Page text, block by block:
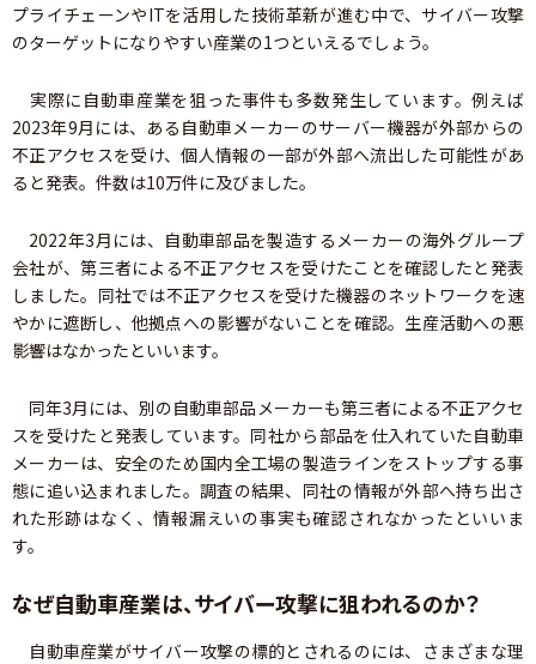
プライチェーンやITを活用した技術革新が進む中で、サイバー攻撃
のターゲットになりやすい産業の1つといえるでしょう。
実際に自動車産業を狙った事件も多数発生しています。例えば
2023年9月には、ある自動車メーカーのサーバー機器が外部からの
不正アクセスを受け、個人情報の一部が外部へ流出した可能性があ
ると発表。件数は10万件に及びました。
2022年3月には、自動車部品を製造するメーカーの海外グループ
会社が、第三者による不正アクセスを受けたことを確認したと発表
しました。同社では不正アクセスを受けた機器のネットワークを速
やかに遮断し、他拠点への影響がないことを確認。生産活動への悪
影響はなかったといいます。
同年3月には、別の自動車部品メーカーも第三者による不正アクセ
スを受けたと発表しています。同社から部品を仕入れていた自動車
メーカーは、安全のため国内全工場の製造ラインをストップする事
態に追い込まれました。調査の結果、同社の情報が外部へ持ち出さ
れた形跡はなく、情報漏えいの事実も確認されなかったといいま
す。
なぜ自動車産業は、サイバー攻撃に狙われるのか？
自動車産業がサイバー攻撃の標的とされるのには、さまざまな理